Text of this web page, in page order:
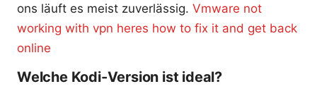
ons läuft es meist zuverlässig. Vmware not
working with vpn heres how to fix it and get back
online
Welche Kodi-Version ist ideal?